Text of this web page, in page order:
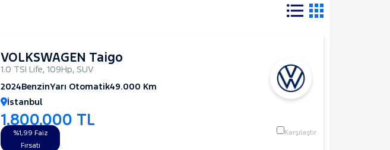
VOLKSWAGEN Taigo
1.0 TSI Life, 109Hp, SUV
2024BenzinYarı Otomatik49.000 Km
İstanbul
1.800.000 TL
%1,99 Faiz
Fırsatı
Karşılaştır